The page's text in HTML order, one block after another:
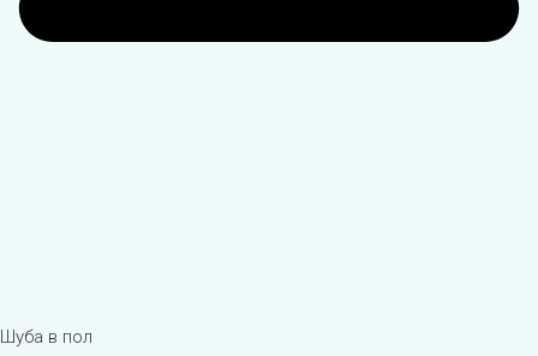
Шуба в пол